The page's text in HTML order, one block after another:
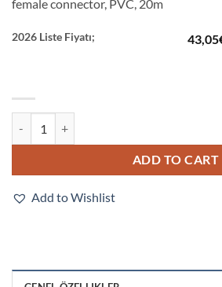
female connector, PVC, 20m
2026 Liste Fiyatı; 43,05
ADD TO CART
Add to Wishlist